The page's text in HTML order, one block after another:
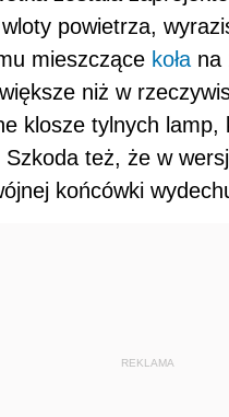
powietrza,
mieszczące koła na
niż w
klosze tylnych lamp,
Szkoda też, że w
końcówki
REKLAMA